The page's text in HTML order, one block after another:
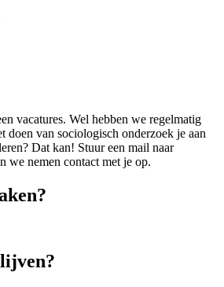
vacatures. Wel hebben we regelmatig
doen van sociologisch onderzoek je aan
Dat kan! Stuur een mail naar
we nemen contact met je op.